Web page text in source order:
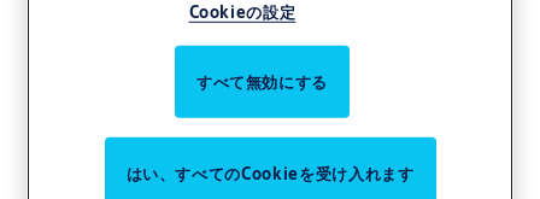
Cookieの設定
すべて無効にする
はい、すべてのCookieを受け入れます